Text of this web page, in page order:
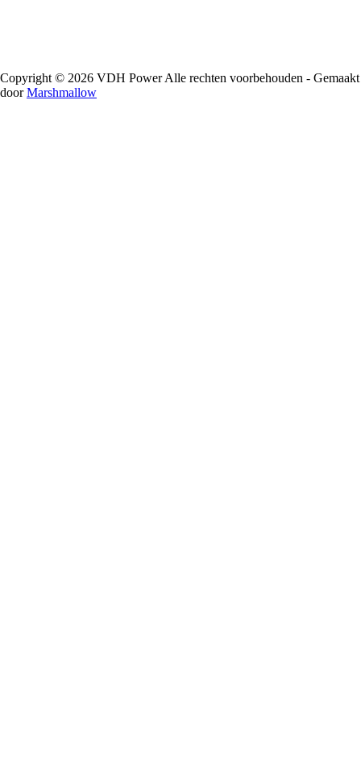
Copyright © 2026 VDH Power Alle rechten voorbehouden - Gemaakt
doorMarshmallow